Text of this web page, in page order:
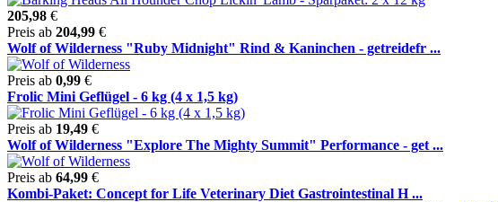
205,98 €
Preis ab 204,99 €
Wolf of Wilderness "Ruby Midnight" Rind & Kaninchen - getreidefr ...
Preis ab 0,99 €
Frolic Mini Geflügel - 6 kg (4 x 1,5 kg)
Preis ab 19,49 €
Wolf of Wilderness "Explore The Mighty Summit" Performance - get ...
Preis ab 64,99 €
Kombi-Paket: Concept for Life Veterinary Diet Gastrointestinal H ...